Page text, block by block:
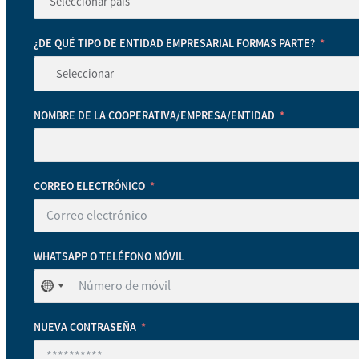
¿DE QUÉ TIPO DE ENTIDAD EMPRESARIAL FORMAS PARTE?
NOMBRE DE LA COOPERATIVA/EMPRESA/ENTIDAD
CORREO ELECTRÓNICO
WHATSAPP O TELÉFONO MÓVIL
No
se
ha
seleccionado
ningún
NUEVA CONTRASEÑA